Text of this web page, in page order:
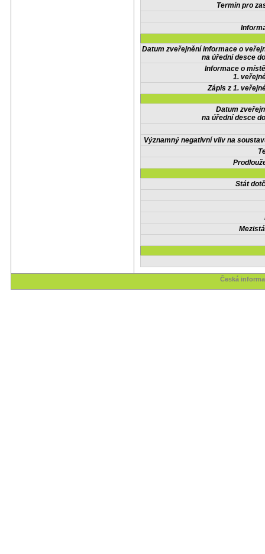
Termín pro
Datum zveřejnění informace o
na úřední desce
Informace o
1.
Zápis z 1.
Datum
na úřední desce
Významný negativní vliv na
Stát
Česká